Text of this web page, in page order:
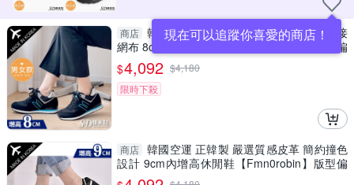
現在可以追蹤你喜愛的商店！
商店 韓國空運 正韓製 嚴選質感皮革 雙層拼接
網布 8cm內增高休閒鞋【Fmn00mark】版型偏
小 / SD韓美鞋
$4,092 $4,180
限時下殺
商店 韓國空運 正韓製 嚴選質感皮革 簡約撞色
設計 9cm內增高休閒鞋【Fmn0robin】版型偏
小 / SD韓美鞋